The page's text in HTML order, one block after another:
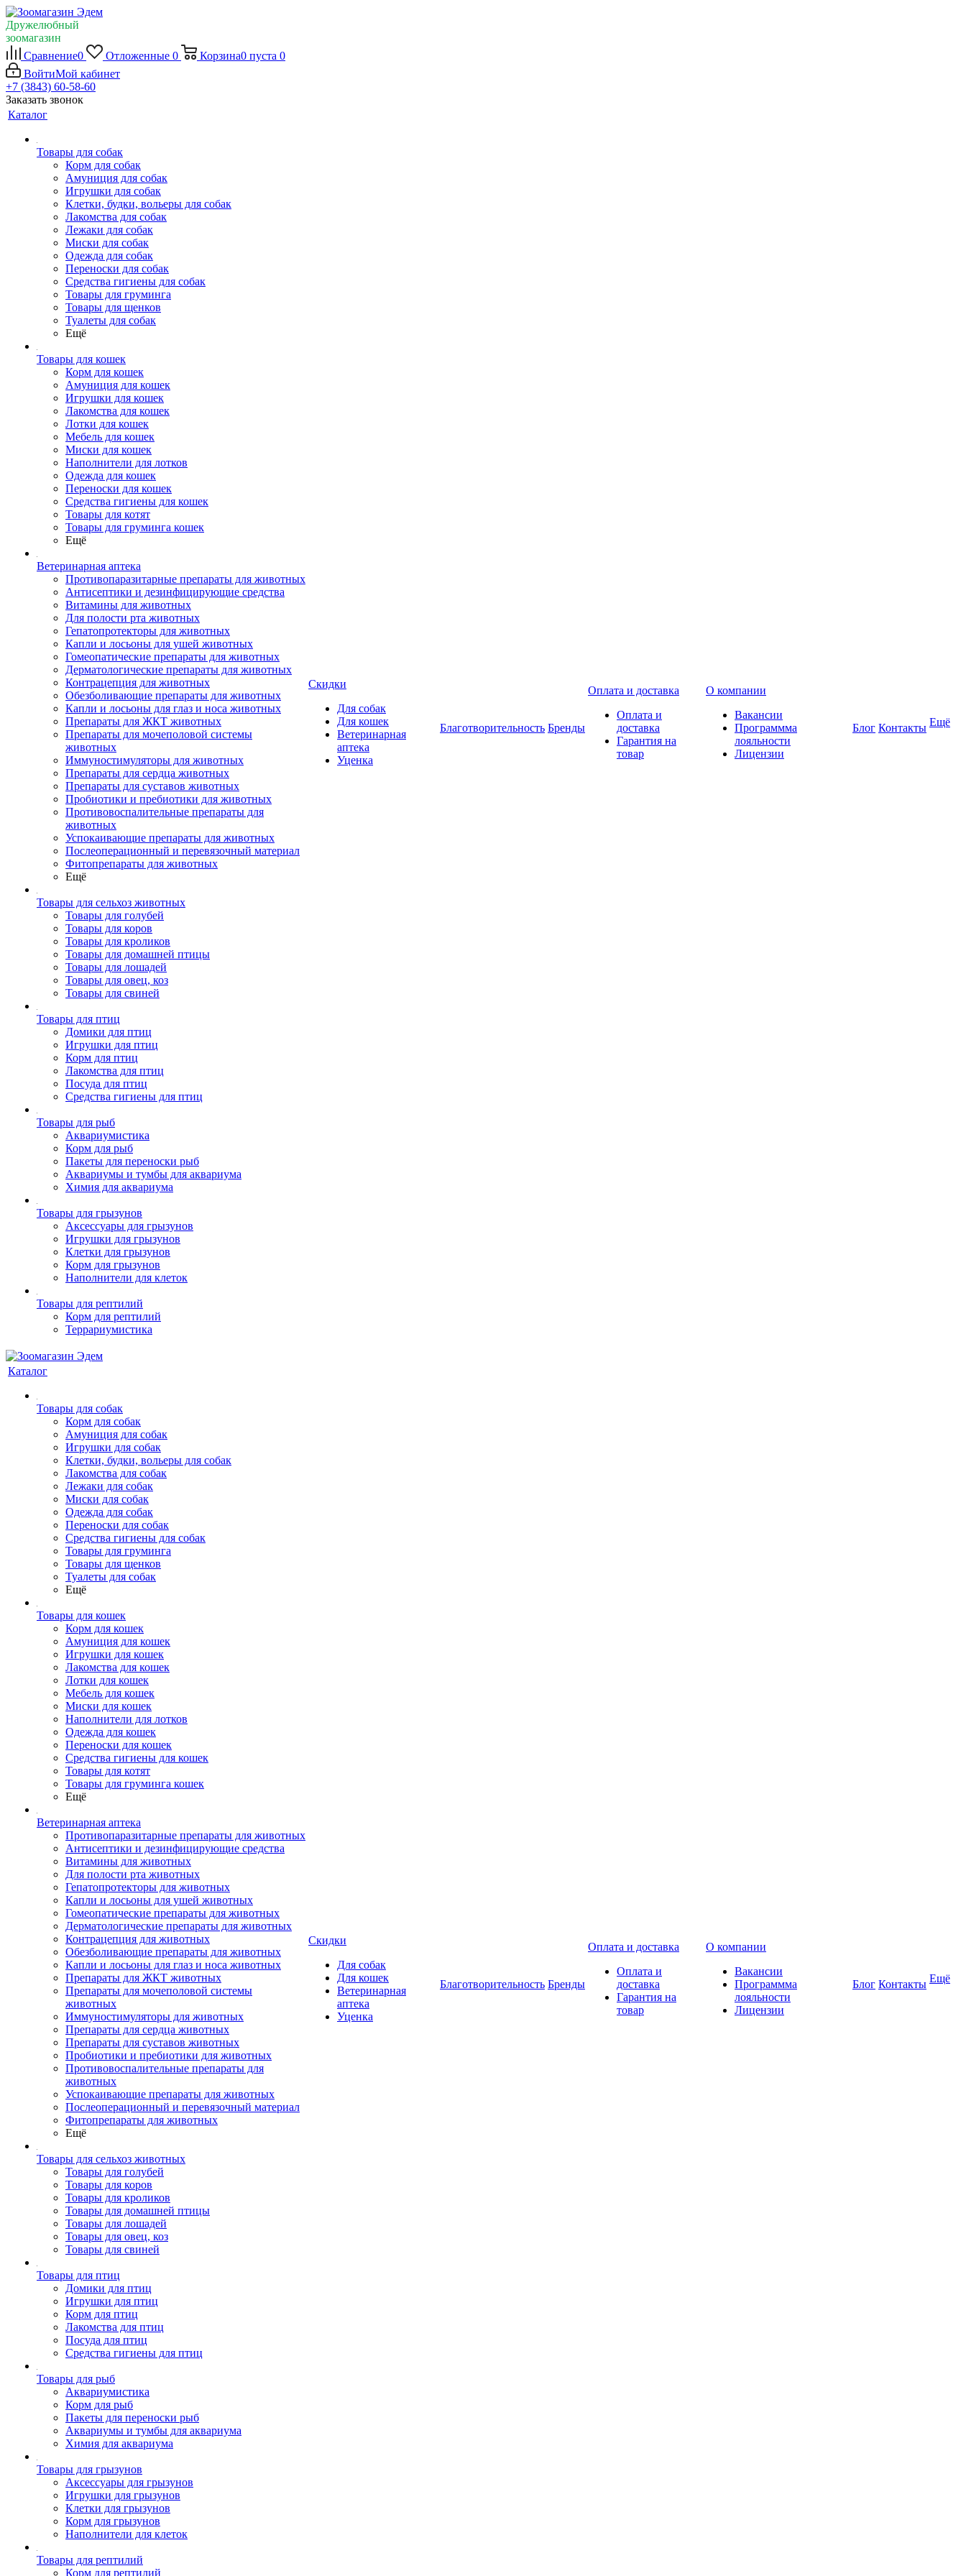
Дружелюбный
зоомагазин
Сравнение0 Отложенные 0 Корзина0 пуста 0
ВойтиМой кабинет
+7 (3843) 60-58-60
Заказать звонок
Каталог
Товары для собак
Корм для собак
Амуниция для собак
Игрушки для собак
Клетки, будки, вольеры для собак
Лакомства для собак
Лежаки для собак
Миски для собак
Одежда для собак
Переноски для собак
Средства гигиены для собак
Товары для груминга
Товары для щенков
Туалеты для собак
Ещё
Товары для кошек
Корм для кошек
Амуниция для кошек
Игрушки для кошек
Лакомства для кошек
Лотки для кошек
Мебель для кошек
Миски для кошек
Наполнители для лотков
Одежда для кошек
Переноски для кошек
Средства гигиены для кошек
Товары для котят
Товары для груминга кошек
Ещё
Ветеринарная аптека
Противопаразитарные препараты для животных
Антисептики и дезинфицирующие средства
Витамины для животных
Для полости рта животных
Гепатопротекторы для животных
Капли и лосьоны для ушей животных
Гомеопатические препараты для животных
Дерматологические препараты для животных
Контрацепция для животных
Обезболивающие препараты для животных
Капли и лосьоны для глаз и носа животных
Препараты для ЖКТ животных
Препараты для мочеполовой системы
животных
Иммуностимуляторы для животных
Препараты для сердца животных
Препараты для суставов животных
Пробиотики и пребиотики для животных
Противовоспалительные препараты для
животных
Успокаивающие препараты для животных
Послеоперационный и перевязочный материал
Фитопрепараты для животных
Ещё
Товары для сельхоз животных
Товары для голубей
Товары для коров
Товары для кроликов
Товары для домашней птицы
Товары для лошадей
Товары для овец, коз
Товары для свиней
Товары для птиц
Домики для птиц
Игрушки для птиц
Корм для птиц
Лакомства для птиц
Посуда для птиц
Средства гигиены для птиц
Товары для рыб
Аквариумистика
Корм для рыб
Пакеты для переноски рыб
Аквариумы и тумбы для аквариума
Химия для аквариума
Товары для грызунов
Аксессуары для грызунов
Игрушки для грызунов
Клетки для грызунов
Корм для грызунов
Наполнители для клеток
Товары для рептилий
Корм для рептилий
Террариумистика
Скидки
Для собак
Для кошек
Ветеринарная
аптека
Уценка
Благотворительность Бренды
Оплата и доставка
Оплата и
доставка
Гарантия на
товар
О компании
Вакансии
Программма
лояльности
Лицензии
Блог Контакты Ещё
Каталог
Товары для собак
Корм для собак
Амуниция для собак
Игрушки для собак
Клетки, будки, вольеры для собак
Лакомства для собак
Лежаки для собак
Миски для собак
Одежда для собак
Переноски для собак
Средства гигиены для собак
Товары для груминга
Товары для щенков
Туалеты для собак
Ещё
Товары для кошек
Корм для кошек
Амуниция для кошек
Игрушки для кошек
Лакомства для кошек
Лотки для кошек
Мебель для кошек
Миски для кошек
Наполнители для лотков
Одежда для кошек
Переноски для кошек
Средства гигиены для кошек
Товары для котят
Товары для груминга кошек
Ещё
Ветеринарная аптека
Противопаразитарные препараты для животных
Антисептики и дезинфицирующие средства
Витамины для животных
Для полости рта животных
Гепатопротекторы для животных
Капли и лосьоны для ушей животных
Гомеопатические препараты для животных
Дерматологические препараты для животных
Контрацепция для животных
Обезболивающие препараты для животных
Капли и лосьоны для глаз и носа животных
Препараты для ЖКТ животных
Препараты для мочеполовой системы
животных
Иммуностимуляторы для животных
Препараты для сердца животных
Препараты для суставов животных
Пробиотики и пребиотики для животных
Противовоспалительные препараты для
животных
Успокаивающие препараты для животных
Послеоперационный и перевязочный материал
Фитопрепараты для животных
Ещё
Товары для сельхоз животных
Товары для голубей
Товары для коров
Товары для кроликов
Товары для домашней птицы
Товары для лошадей
Товары для овец, коз
Товары для свиней
Товары для птиц
Домики для птиц
Игрушки для птиц
Корм для птиц
Лакомства для птиц
Посуда для птиц
Средства гигиены для птиц
Товары для рыб
Аквариумистика
Корм для рыб
Пакеты для переноски рыб
Аквариумы и тумбы для аквариума
Химия для аквариума
Товары для грызунов
Аксессуары для грызунов
Игрушки для грызунов
Клетки для грызунов
Корм для грызунов
Наполнители для клеток
Товары для рептилий
Корм для рептилий
Скидки
Для собак
Для кошек
Ветеринарная
аптека
Уценка
Благотворительность Бренды
Оплата и доставка
Оплата и
доставка
Гарантия на
товар
О компании
Вакансии
Программма
лояльности
Лицензии
Блог Контакты Ещё